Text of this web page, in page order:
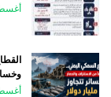
أغسطس
أغسطس